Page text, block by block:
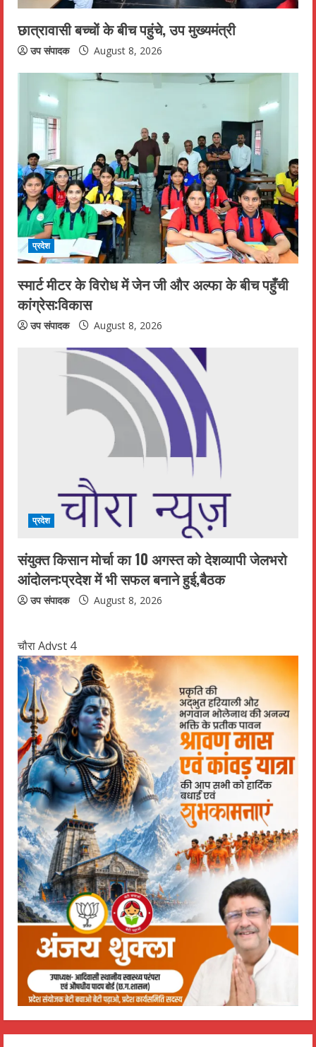
n
g
छात्रावासी बच्चों के बीच पहुंचे, उप मुख्यमंत्री
उप संपादक August 8, 2026
प्रदेश
स्मार्ट मीटर के विरोध में जेन जी और अल्फा के बीच पहुँची
कांग्रेस:विकास
उप संपादक August 8, 2026
प्रदेश
संयुक्त किसान मोर्चा का 10 अगस्त को देशव्यापी जेलभरो
आंदोलन:प्रदेश में भी सफल बनाने हुई,बैठक
उप संपादक August 8, 2026
चौरा Advst 4